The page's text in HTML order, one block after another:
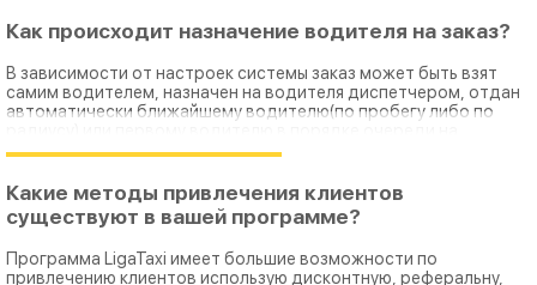
Как происходит назначение водителя на заказ?
В зависимости от настроек системы заказ может быть взят
самим водителем, назначен на водителя диспетчером, отдан
автоматически ближайшему водителю(по пробегу либо по
стояке(в секторе).
Какие методы привлечения клиентов
существуют в вашей программе?
Программа LigaTaxi имеет большие возможности по
привлечению клиентов использую дисконтную, реферальну,